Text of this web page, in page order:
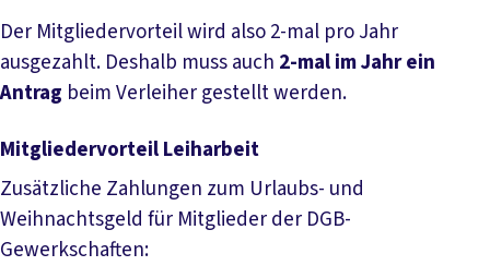
Der Mitgliedervorteil wird also 2-mal pro Jahr
ausgezahlt. Deshalb muss auch 2-mal im Jahr ein
Antrag beim Verleiher gestellt werden.
Mitgliedervorteil Leiharbeit
Zusätzliche Zahlungen zum Urlaubs- und
Weihnachtsgeld für Mitglieder der DGB-
Gewerkschaften: